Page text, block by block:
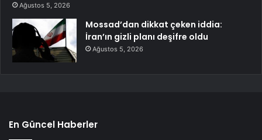
Ağustos 5, 2026
Mossad’dan dikkat çeken iddia:
İran’ın gizli planı deşifre oldu
Ağustos 5, 2026
En Güncel Haberler